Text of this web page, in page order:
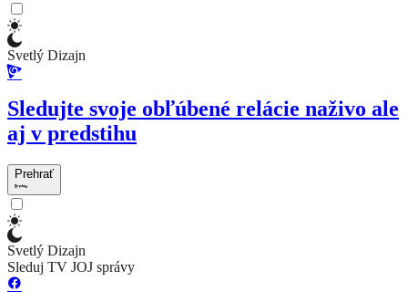
Svetlý Dizajn
Sledujte svoje obľúbené relácie naživo ale
aj v predstihu
Prehrať
Svetlý Dizajn
Sleduj TV JOJ správy